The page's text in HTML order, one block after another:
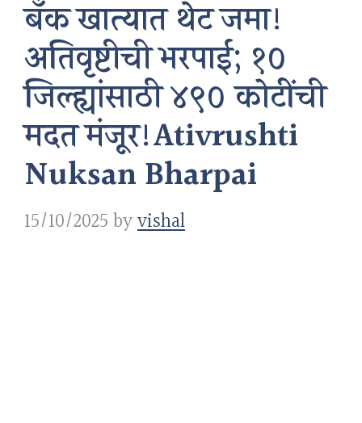
बँक खात्यात थेट जमा!
अतिवृष्टीची भरपाई; १०
जिल्ह्यांसाठी ४९० कोटींची
मदत मंजूर!Ativrushti
Nuksan Bharpai
15/10/2025byvishal